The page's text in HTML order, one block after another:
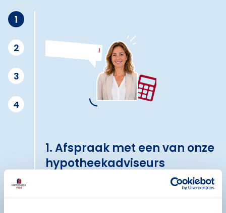
1
2
3
4
1. Afspraak met een van onze
hypotheekadviseurs
In een gratis en vrijblijvend gesprek
bespreken we uitgebreid jouw situatie.